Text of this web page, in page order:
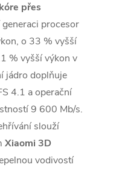
přes
procesor
o 33 % vyšší
% vyšší výkon v
jádro doplňuje
4.1 a operační
9 600 Mb/s.
slouží
Xiaomi 3D
vodivostí